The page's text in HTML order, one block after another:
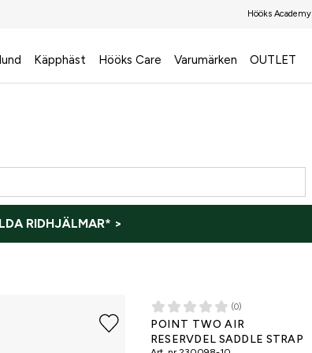
Hööks Academy
Käpphäst Hööks Care Varumärken OUTLET
RIDHJÄLMAR* >
(0)
POINT TWO AIR
RESERVDEL SADDLE STRAP